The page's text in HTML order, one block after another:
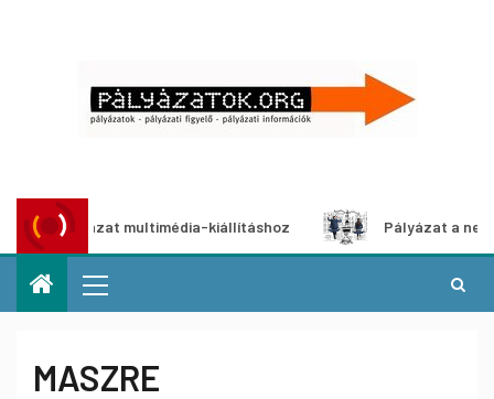
pályázat multimédia-kiállításhoz Pályázat a nemek
MASZRE